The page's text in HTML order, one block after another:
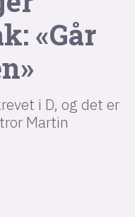
«Går
i D, og det er
Martin